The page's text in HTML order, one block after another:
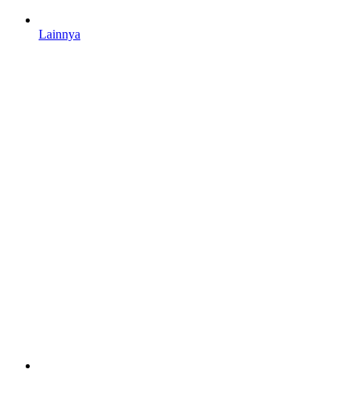
Lainnya